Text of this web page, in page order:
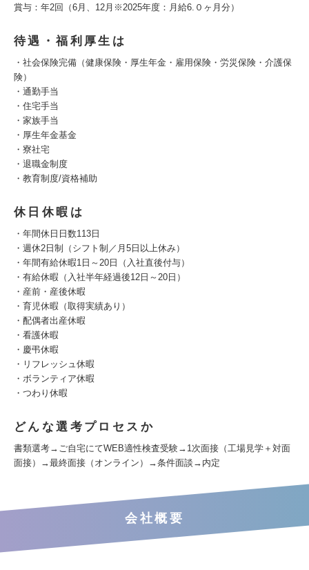
賞与：年2回（6月、12月※2025年度：月給6.０ヶ月分）
待遇・福利厚生は
・社会保険完備（健康保険・厚生年金・雇用保険・労災保険・介護保
険）
・通勤手当
・住宅手当
・家族手当
・厚生年金基金
・寮社宅
・退職金制度
・教育制度/資格補助
休日休暇は
・年間休日日数113日
・週休2日制（シフト制／月5日以上休み）
・年間有給休暇1日～20日（入社直後付与）
・有給休暇（入社半年経過後12日～20日）
・産前・産後休暇
・育児休暇（取得実績あり）
・配偶者出産休暇
・看護休暇
・慶弔休暇
・リフレッシュ休暇
・ボランティア休暇
・つわり休暇
どんな選考プロセスか
書類選考→ご自宅にてWEB適性検査受験→1次面接（工場見学＋対面
面接）→最終面接（オンライン）→条件面談→内定
会社概要